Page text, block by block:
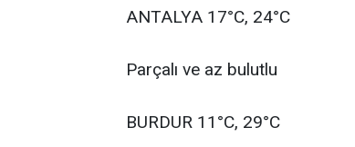
ANTALYA 17°C, 24°C
Parçalı ve az bulutlu
BURDUR 11°C, 29°C